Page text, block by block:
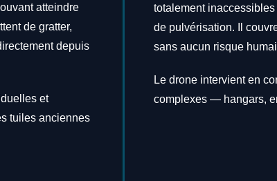
atteindre
de gratter,
depuis
et
tuiles anciennes
totalement
de pulvérisation. Il
sans aucun risque
Le drone intervient en
complexes — hangars,